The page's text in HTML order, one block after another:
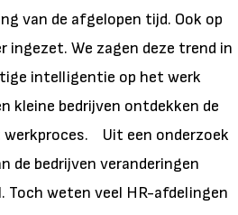
van de afgelopen tijd. Ook op
ingezet. We zagen deze trend in
intelligentie op het werk
kleine bedrijven ontdekken de
werkproces. Uit een onderzoek
de bedrijven veranderingen
weten veel HR-afdelingen